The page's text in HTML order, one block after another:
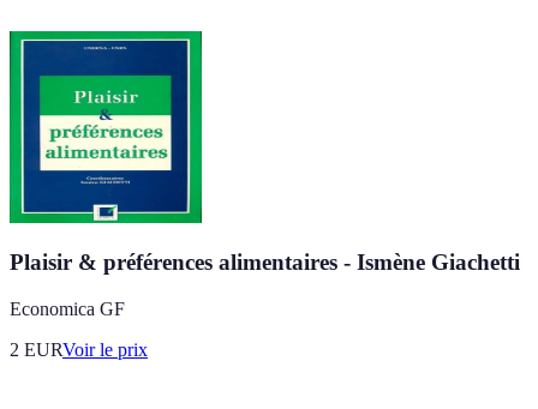
Plaisir & préférences alimentaires - Ismène Giachetti
Economica GF
2 EURVoir le prix